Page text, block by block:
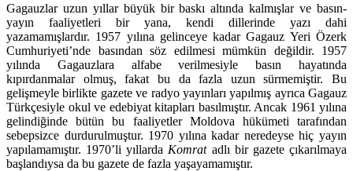
Gagauzlar uzun yıllar büyük bir baskı altında kalmışlar ve basın-
yayın faaliyetleri bir yana, kendi dillerinde yazı dahi
yazamamışlardır. 1957 yılına gelinceye kadar Gagauz Yeri Özerk
Cumhuriyeti’nde basından söz edilmesi mümkün değildir. 1957
yılında Gagauzlara alfabe verilmesiyle basın hayatında
kıpırdanmalar olmuş, fakat bu da fazla uzun sürmemiştir. Bu
gelişmeyle birlikte gazete ve radyo yayınları yapılmış ayrıca Gagauz
Türkçesiyle okul ve edebiyat kitapları basılmıştır. Ancak 1961 yılına
gelindiğinde bütün bu faaliyetler Moldova hükümeti tarafından
sebepsizce durdurulmuştur. 1970 yılına kadar neredeyse hiç yayın
yapılamamıştır. 1970’li yıllarda Komratadlı bir gazete çıkarılmaya
başlandıysa da bu gazete de fazla yaşayamamıştır.